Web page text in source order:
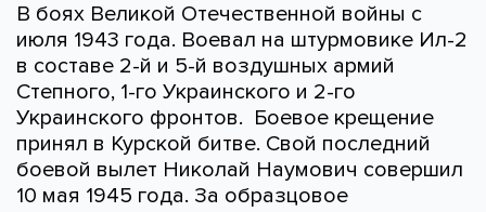
В боях Великой Отечественной войны с
июля 1943 года. Воевал на штурмовике Ил-2
в составе 2-й и 5-й воздушных армий
Степного, 1-го Украинского и 2-го
Украинского фронтов. Боевое крещение
принял в Курской битве. Свой последний
боевой вылет Николай Наумович совершил
10 мая 1945 года. За образцовое